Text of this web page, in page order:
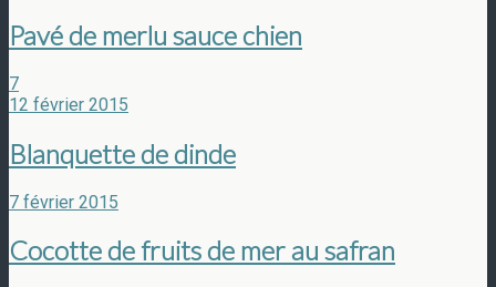
Pavé de merlu sauce chien
7
12 février 2015
Blanquette de dinde
7 février 2015
Cocotte de fruits de mer au safran